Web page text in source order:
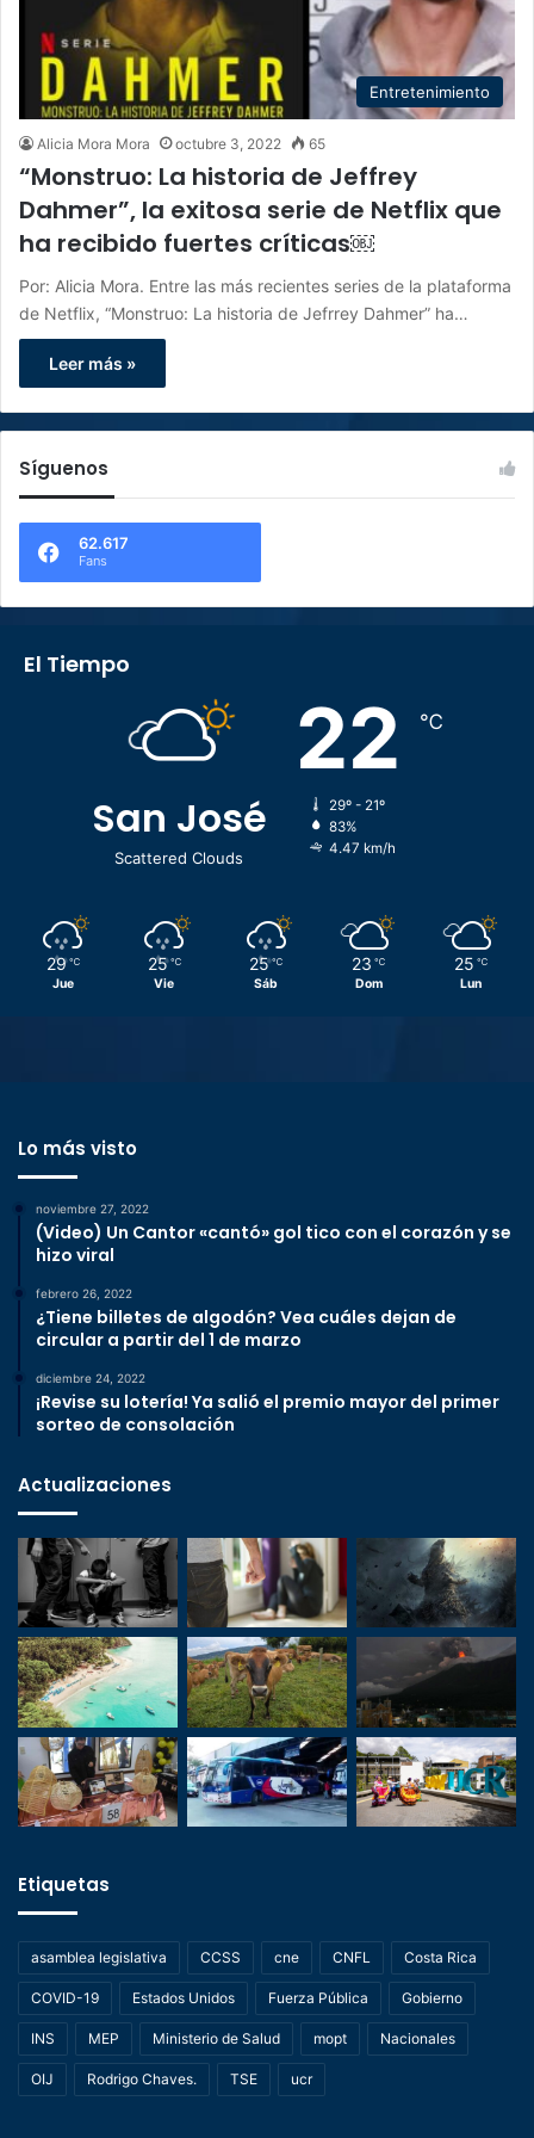
Entretenimiento
Alicia Mora Mora octubre 3, 2022 65
“Monstruo: La historia de Jeffrey
Dahmer”, la exitosa serie de Netflix que
ha recibido fuertes críticas￼
Por: Alicia Mora. Entre las más recientes series de la plataforma
de Netflix, “Monstruo: La historia de Jefrrey Dahmer” ha…
Leer más »
Síguenos
62.617
Fans
El Tiempo
San José
Scattered Clouds
22 ℃
29º - 21º
83%
4.47 km/h
29 ℃
Jue
25 ℃
Vie
25 ℃
Sáb
23 ℃
Dom
25 ℃
Lun
Lo más visto
noviembre 27, 2022
(Video) Un Cantor «cantó» gol tico con el corazón y se
hizo viral
febrero 26, 2022
¿Tiene billetes de algodón? Vea cuáles dejan de
circular a partir del 1 de marzo
diciembre 24, 2022
¡Revise su lotería! Ya salió el premio mayor del primer
sorteo de consolación
Actualizaciones
Etiquetas
asamblea legislativa CCSS cne CNFL Costa Rica
COVID-19 Estados Unidos Fuerza Pública Gobierno
INS MEP Ministerio de Salud mopt Nacionales
OIJ Rodrigo Chaves. TSE ucr